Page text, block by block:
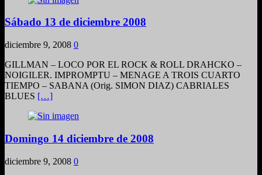
Sábado 13 de diciembre 2008
diciembre 9, 2008 0
GILLMAN – LOCO POR EL ROCK & ROLL DRAHCKO –
NOIGILER. IMPROMPTU – MENAGE A TROIS CUARTO
TIEMPO – SABANA (Orig. SIMON DIAZ) CABRIALES
BLUES […]
Domingo 14 diciembre de 2008
diciembre 9, 2008 0